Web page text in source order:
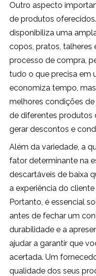
Outro aspecto
de produtos
disponibiliza uma
copos, pratos, talheres
processo de compra,
tudo o que precisa em
economiza tempo,
melhores condições
de diferentes produtos
gerar descontos e
Além da variedade, a
fator determinante na
descartáveis de baixa
a experiência do
Portanto, é essencial
antes de fechar um
durabilidade e a
ajudar a garantir que
acertada. Um
qualidade dos seus